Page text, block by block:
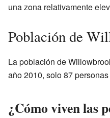
una zona relativamente
Población de
La población de
año 2010, solo 87
¿Cómo viven las